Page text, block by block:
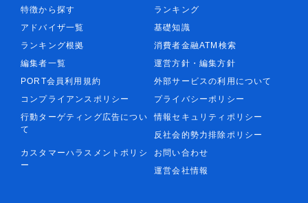
特徴から探す
ランキング
アドバイザ一覧
基礎知識
ランキング根拠
消費者金融ATM検索
編集者一覧
運営方針・編集方針
PORT会員利用規約
外部サービスの利用について
コンプライアンスポリシー
プライバシーポリシー
行動ターゲティング広告につい
て
情報セキュリティポリシー
反社会的勢力排除ポリシー
カスタマーハラスメントポリシ
ー
お問い合わせ
運営会社情報